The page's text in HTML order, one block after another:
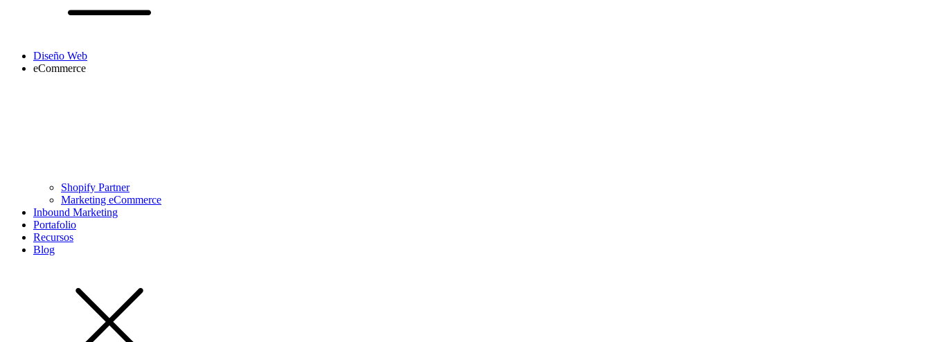
Diseño Web
eCommerce
Shopify Partner
Marketing eCommerce
Inbound Marketing
Portafolio
Recursos
Blog